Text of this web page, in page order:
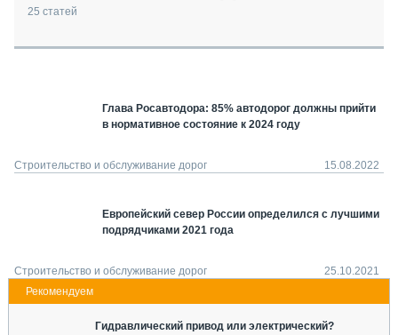
СЕРВИСМЕНЫ
О ПРОЕКТЕ
25 статей
Глава Росавтодора: 85% автодорог должны прийти
в нормативное состояние к 2024 году
Строительство и обслуживание дорог 15.08.2022
Европейский север России определился с лучшими
подрядчиками 2021 года
Строительство и обслуживание дорог 25.10.2021
Гидравлический привод или электрический?